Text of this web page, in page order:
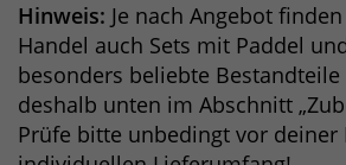
Hinweis: Je nach Angebot
Handel auch Sets mit Paddel
besonders beliebte
deshalb unten im Abschnitt
Prüfe bitte unbedingt vor deiner